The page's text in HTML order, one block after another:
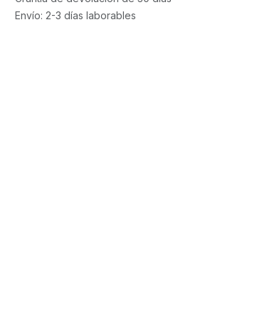
Envío: 2-3 días laborables